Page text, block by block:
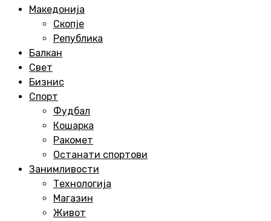
Македонија
Скопје
Република
Балкан
Свет
Бизнис
Спорт
Фудбал
Кошарка
Ракомет
Останати спортови
Занимливости
Технологија
Магазин
Живот